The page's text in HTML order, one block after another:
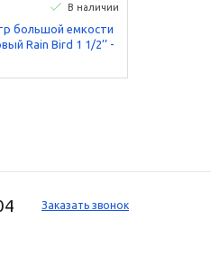
В наличии
большой емкости
Rain Bird 1 1/2’’ -
Заказать звонок